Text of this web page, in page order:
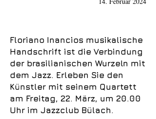
Floriano Inancios musikalische
Handschrift ist die Verbindung
der brasilianischen Wurzeln mit
dem Jazz. Erleben Sie den
Künstler mit seinem Quartett
am Freitag, 22. März, um 20.00
Uhr im Jazzclub Bülach.